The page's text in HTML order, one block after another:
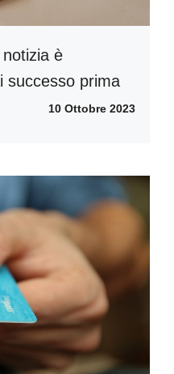
è
successo prima
10 Ottobre 2023